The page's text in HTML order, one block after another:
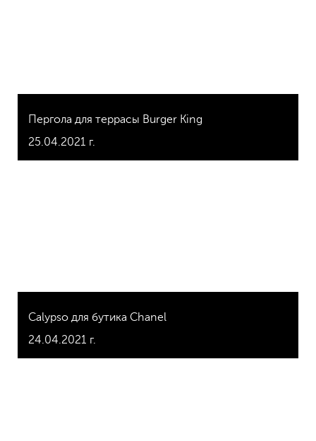
Пергола для террасы Burger King
25.04.2021 г.
Саlypso для бутика Chanel
24.04.2021 г.